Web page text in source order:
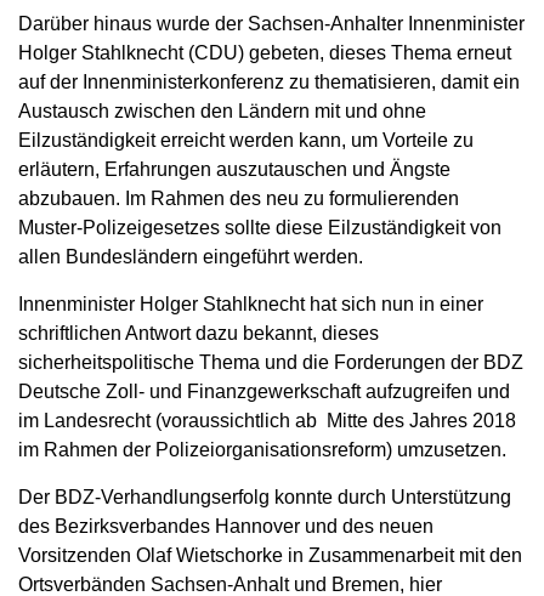
Darüber hinaus wurde der Sachsen-Anhalter Innenminister
Holger Stahlknecht (CDU) gebeten, dieses Thema erneut
auf der Innenministerkonferenz zu thematisieren, damit ein
Austausch zwischen den Ländern mit und ohne
Eilzuständigkeit erreicht werden kann, um Vorteile zu
erläutern, Erfahrungen auszutauschen und Ängste
abzubauen. Im Rahmen des neu zu formulierenden
Muster-Polizeigesetzes sollte diese Eilzuständigkeit von
allen Bundesländern eingeführt werden.
Innenminister Holger Stahlknecht hat sich nun in einer
schriftlichen Antwort dazu bekannt, dieses
sicherheitspolitische Thema und die Forderungen der BDZ
Deutsche Zoll- und Finanzgewerkschaft aufzugreifen und
im Landesrecht (voraussichtlich ab Mitte des Jahres 2018
im Rahmen der Polizeiorganisationsreform) umzusetzen.
Der BDZ-Verhandlungserfolg konnte durch Unterstützung
des Bezirksverbandes Hannover und des neuen
Vorsitzenden Olaf Wietschorke in Zusammenarbeit mit den
Ortsverbänden Sachsen-Anhalt und Bremen, hier